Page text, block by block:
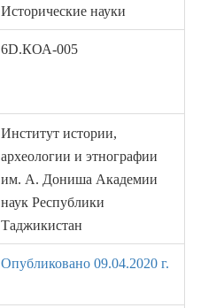
Исторические науки
6D.КОА-005
Институт истории,
археологии и этнографии
им. А. Дониша Академии
наук Республики
Таджикистан
Опубликовано 09.04.2020 г.